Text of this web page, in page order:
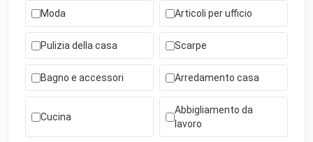
Moda Articoli per ufficio
Pulizia della casa Scarpe
Bagno e accessori Arredamento casa
Cucina
Abbigliamento da
lavoro